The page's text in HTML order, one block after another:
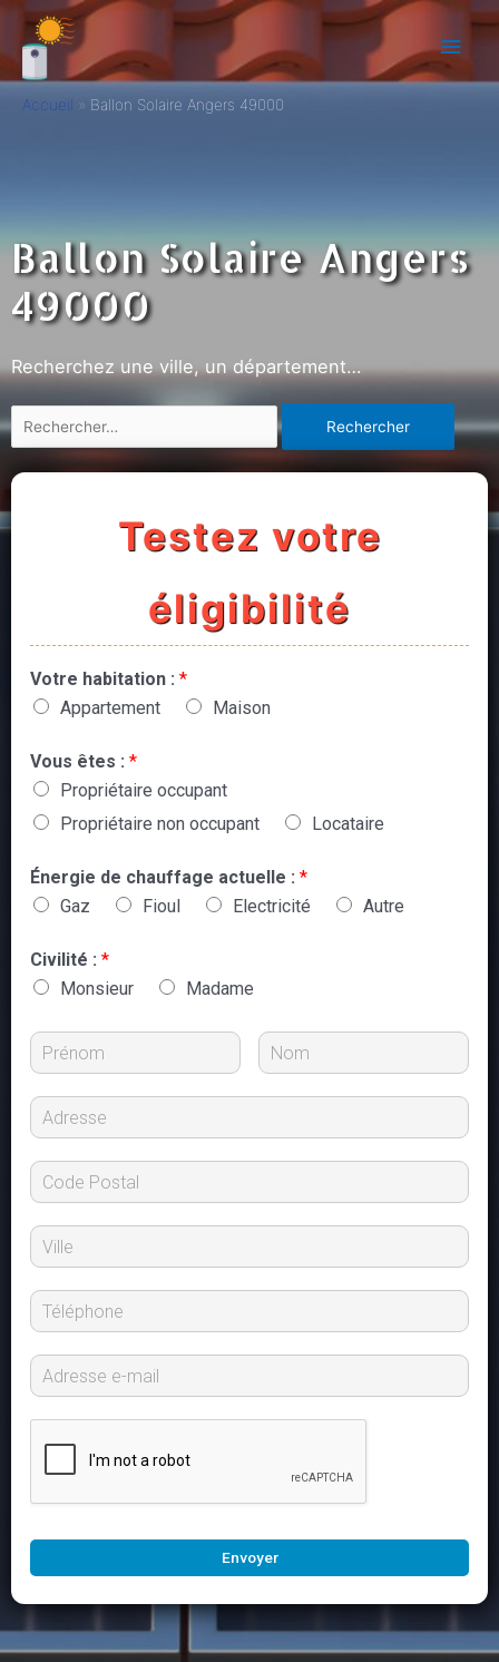
Accueil Ballon Solaire Angers 49000
Ballon Solaire Angers
49000
Recherchez une ville, un département…
Testez votre
éligibilité
Votre habitation : *
Appartement
Maison
Vous êtes : *
Propriétaire occupant
Propriétaire non occupant
Locataire
Énergie de chauffage actuelle : *
Gaz
Fioul Electricité Autre
Civilité : *
Monsieur
Madame
Envoyer